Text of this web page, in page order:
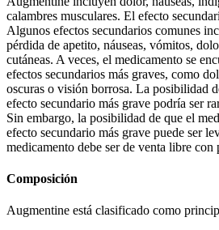
calambres musculares. El efecto
Algunos efectos secundarios comunes
pérdida de apetito, náuseas, vómitos,
cutáneas. A veces, el medicamento se
efectos secundarios más graves, como
oscuras o visión borrosa. La posibilidad
efecto secundario más grave podría ser
Sin embargo, la posibilidad de que el
efecto secundario más grave puede ser
medicamento debe ser de venta libre con
Composición
Augmentine está clasificado como